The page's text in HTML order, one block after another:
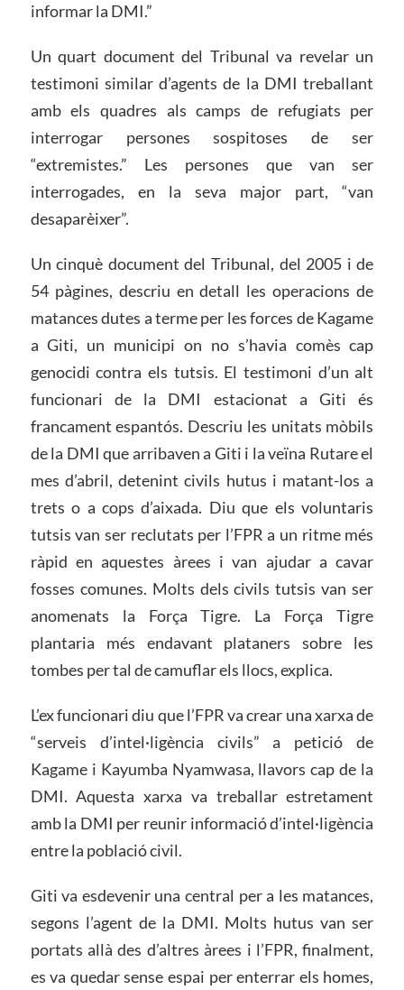
informar la DMI.”
Un quart document del Tribunal va revelar un
testimoni similar d’agents de la DMI treballant
amb els quadres als camps de refugiats per
interrogar persones sospitoses de ser
“extremistes.” Les persones que van ser
interrogades, en la seva major part, “van
desaparèixer”.
Un cinquè document del Tribunal, del 2005 i de
54 pàgines, descriu en detall les operacions de
matances dutes a terme per les forces de Kagame
a Giti, un municipi on no s’havia comès cap
genocidi contra els tutsis. El testimoni d’un alt
funcionari de la DMI estacionat a Giti és
francament espantós. Descriu les unitats mòbils
de la DMI que arribaven a Giti i la veïna Rutare el
mes d’abril, detenint civils hutus i matant-los a
trets o a cops d’aixada. Diu que els voluntaris
tutsis van ser reclutats per l’FPR a un ritme més
ràpid en aquestes àrees i van ajudar a cavar
fosses comunes. Molts dels civils tutsis van ser
anomenats la Força Tigre. La Força Tigre
plantaria més endavant plataners sobre les
tombes per tal de camuflar els llocs, explica.
L’ex funcionari diu que l’FPR va crear una xarxa de
“serveis d’intel·ligència civils” a petició de
Kagame i Kayumba Nyamwasa, llavors cap de la
DMI. Aquesta xarxa va treballar estretament
amb la DMI per reunir informació d’intel·ligència
entre la població civil.
Giti va esdevenir una central per a les matances,
segons l’agent de la DMI. Molts hutus van ser
portats allà des d’altres àrees i l’FPR, finalment,
es va quedar sense espai per enterrar els homes,